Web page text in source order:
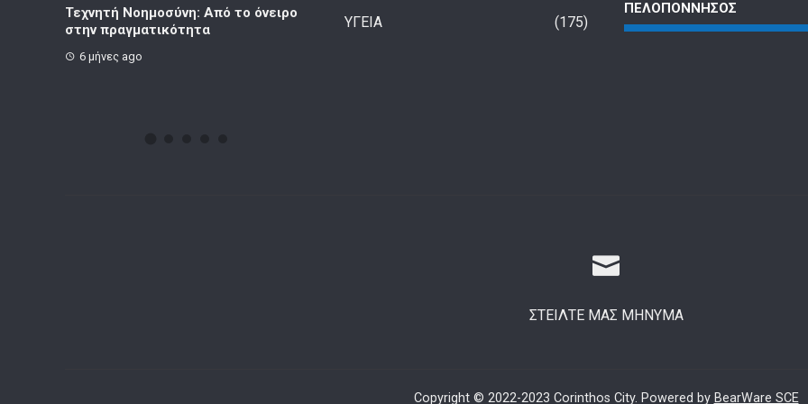
Νοημοσύνη: Από το όνειρο
πραγματικότητα
Κορινθιακό Επιχειρείν – Ανακοίνωση Το τέλος της παγκοσμιοποίησης;
Στις 300.000
εργασίας –
ΥΓΕΙΑ
175
ΠΕΛΟΠΟΝΝΗΣΟΣ
ΣΤΕΙΛΤΕ ΜΑΣ ΜΗΝΥΜΑ
Copyright © 2022-2023 Corinthos City. Powered by BearWare SCE